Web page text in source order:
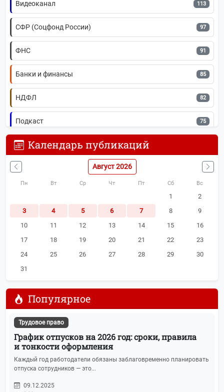
Видеоканал 113
СФР (Соцфонд России) 97
ФНС 91
Банки и финансы 85
НДФЛ 82
Подкаст 75
Льготы, пособия и субсидии
Вычеты по НДФЛ
Индивидуальные предприниматели 60
Госуслуги и сервисы 55
Самозанятые 50
Заработная плата
МСП
Календарь публикаций
Август 2026
Пн Вт Ср Чт Пт Сб Вс
1
2
3
4 5 6 7 8
9
10
11 12 13 14 15
16
17
18 19 20 21 22
23
24
25 26 27 28 29
30
31
Популярное
Трудовое право
График отпусков на 2026 год: сроки, правила
и тонкости оформления
Каждый год работодатели обязаны заблаговременно планировать
отпуска сотрудников — это...
09.12.2025